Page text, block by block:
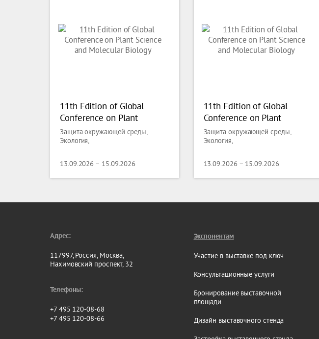
11th Edition of Global
Conference on Plant
Science and Molecular
Biology
Защита окружающей среды,
Экология,
13.09.2026 – 15.09.2026
11th Edition of Global
Conference on Plant
Science and Molecular
Biology
Защита окружающей среды,
Экология,
13.09.2026 – 15.09.2026
Адрес:
117997, Россия, Москва,
Нахимовский проспект, 32
Телефоны:
+7 495 120-08-68
+7 495 120-08-66
Экспонентам
Участие в выставке под ключ
Консультационные услуги
Бронирование выставочной
площади
Дизайн выставочного стенда